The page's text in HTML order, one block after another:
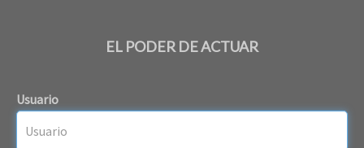
EL PODER DE ACTUAR
Usuario